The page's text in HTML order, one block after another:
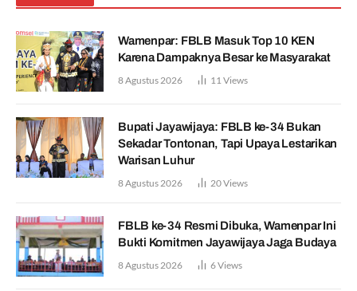
Wamenpar: FBLB Masuk Top 10 KEN
Karena Dampaknya Besar ke Masyarakat
8 Agustus 2026 11 Views
Bupati Jayawijaya: FBLB ke-34 Bukan
Sekadar Tontonan, Tapi Upaya Lestarikan
Warisan Luhur
8 Agustus 2026 20Views
FBLB ke-34 Resmi Dibuka, Wamenpar Ini
Bukti Komitmen Jayawijaya Jaga Budaya
8 Agustus 2026 6Views